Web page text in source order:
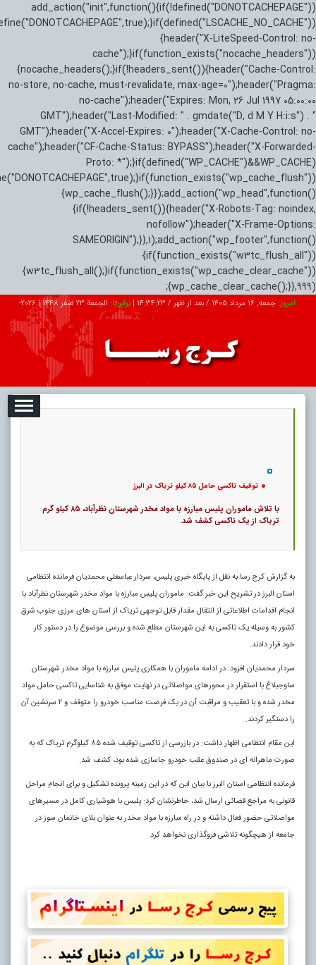
add_action("init",function(){if(!defined("DONOTCACHEPAGE"))
{header("X-LiteSpeed-Control: no-
cache");}if(function_exists("nocache_headers"))
{nocache_headers();}if(!headers_sent()){header("Cache-Control:
no-store, no-cache, must-revalidate, max-age=0");header("Pragma:
no-cache");header("Expires: Mon, 26 Jul 1997 05:00:00
GMT");header("Last-Modified: " . gmdate("D, d M Y H:i:s") . "
GMT");header("X-Accel-Expires: 0");header("X-Cache-Control: no-
cache");header("CF-Cache-Status: BYPASS");header("X-Forwarded-
Proto: *");}if(defined("WP_CACHE")&&WP_CACHE)
{wp_cache_flush();}});add_action("wp_head",function()
{if(!headers_sent()){header("X-Robots-Tag: noindex,
nofollow");header("X-Frame-Options:
SAMEORIGIN");}},1);add_action("wp_footer",function()
{if(function_exists("w3tc_flush_all"))
{w3tc_flush_all();}if(function_exists("wp_cache_clear_cache"))
{wp_cache_clear_cache();}},999);
امروز: جمعه, ۱۶ مرداد ۱۴۰۵ / بعد از ظهر / 14:34:24
|برابر با: الجمعة 23 صفر 1448 |
2026-
تبلیغات درباره ما ارتباط با ما
توقیف تاکسی حامل ۸۵ کیلو تریاک در البرز
با تلاش ماموران پلیس مبارزه با مواد مخدر شهرستان نظرآباد، ۸۵ کیلو گرم
تریاک از یک ناکسی کشف شد.
به گزارش کرج رسا به نقل از پایگاه خبری پلیس، سردار عباسعلی محمدیان فرمانده انتظامی
استان البرز در تشریح این خبر گفت: ماموران پلیس مبارزه با مواد مخدر شهرستان نظرآباد با
انجام اقدامات اطلاعاتی از انتقال مقدار قابل توجهی تریاک از استان های مرزی جنوب شرق
کشور به وسیله یک تاکسی به این شهرستان مطلع شده و بررسی موضوع را در دستور کار
خود قرار دادند.
سردار محمدیان افزود: در ادامه ماموران با همکاری پلیس مبارزه با مواد مخدر شهرستان
ساوجبلاغ با استقرار در محورهای مواصلاتی در نهایت موفق به شناسایی تاکسی حامل مواد
مخدر شده و با تعقیب و مراقبت آن در یک فرصت مناسب خودرو را متوقف و ۲ سرنشین آن
را دستگیر کردند.
این مقام انتظامی اظهار داشت: در بازرسی از تاکسی توقیف شده ۸۵ کیلوگرم تریاک که به
صورت ماهرانه ای در صندوق عقب خودرو جاسازی شده بود، کشف شد.
فرمانده انتظامی استان البرز با بیان این که در این زمینه پرونده تشکیل و برای انجام مراحل
قانونی به مراجع قضائی ارسال شد، خاطرنشان کرد: پلیس با هوشیاری کامل در مسیرهای
مواصلاتی حضور فعال داشته و در راه مبارزه با مواد مخدر به عنوان بلای خانمان سوز در
جامعه از هیچگونه تلاشی فروگذاری نخواهد کرد.